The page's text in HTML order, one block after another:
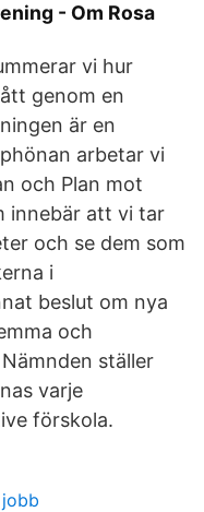
- Om Rosa
vi hur
genom en
är en
arbetar vi
och Plan mot
innebär att vi tar
och se dem som
i
beslut om nya
och
ställer
varje
förskola.